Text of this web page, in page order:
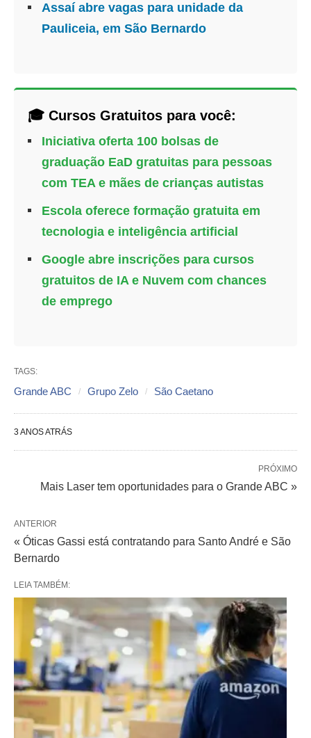
Assaí abre vagas para unidade da
Pauliceia, em São Bernardo
🎓 Cursos Gratuitos para você:
Iniciativa oferta 100 bolsas de
graduação EaD gratuitas para pessoas
com TEA e mães de crianças autistas
Escola oferece formação gratuita em
tecnologia e inteligência artificial
Google abre inscrições para cursos
gratuitos de IA e Nuvem com chances
de emprego
TAGS:
Grande ABC Grupo Zelo São Caetano
3 ANOS ATRÁS
PRÓXIMO
Mais Laser tem oportunidades para o Grande ABC »
ANTERIOR
« Óticas Gassi está contratando para Santo André e São
Bernardo
LEIA TAMBÉM: